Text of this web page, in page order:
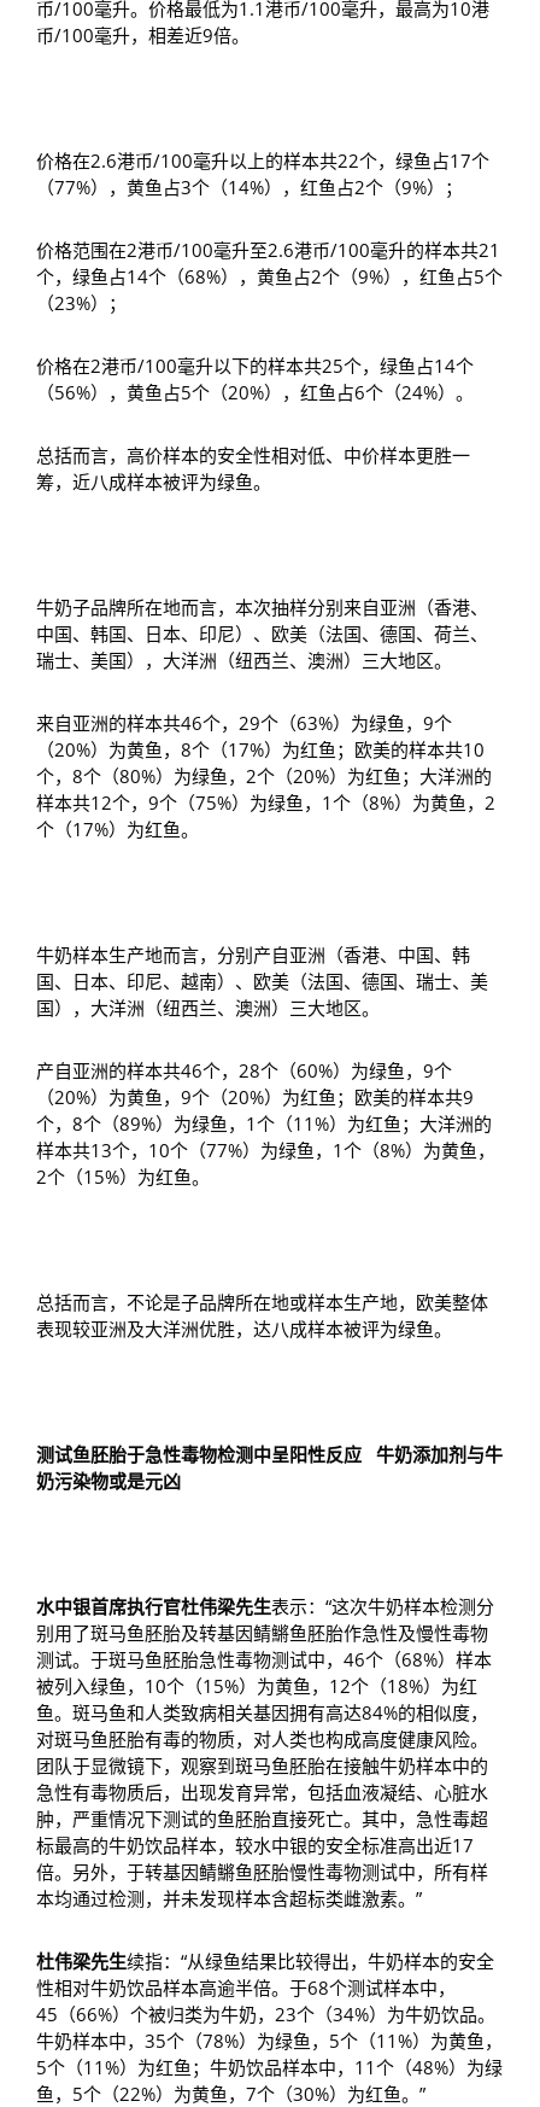
币/100毫升。价格最低为1.1港币/100毫升，最高为10港
币/100毫升，相差近9倍。
价格在2.6港币/100毫升以上的样本共22个，绿鱼占17个
（77%），黄鱼占3个（14%），红鱼占2个（9%）；
价格范围在2港币/100毫升至2.6港币/100毫升的样本共21
个，绿鱼占14个（68%），黄鱼占2个（9%），红鱼占5个
（23%）；
价格在2港币/100毫升以下的样本共25个，绿鱼占14个
（56%），黄鱼占5个（20%），红鱼占6个（24%）。
总括而言，高价样本的安全性相对低、中价样本更胜一
筹，近八成样本被评为绿鱼。
牛奶子品牌所在地而言，本次抽样分别来自亚洲（香港、
中国、韩国、日本、印尼）、欧美（法国、德国、荷兰、
瑞士、美国），大洋洲（纽西兰、澳洲）三大地区。
来自亚洲的样本共46个，29个（63%）为绿鱼，9个
（20%）为黄鱼，8个（17%）为红鱼；欧美的样本共10
个，8个（80%）为绿鱼，2个（20%）为红鱼；大洋洲的
样本共12个，9个（75%）为绿鱼，1个（8%）为黄鱼，2
个（17%）为红鱼。
牛奶样本生产地而言，分别产自亚洲（香港、中国、韩
国、日本、印尼、越南）、欧美（法国、德国、瑞士、美
国），大洋洲（纽西兰、澳洲）三大地区。
产自亚洲的样本共46个，28个（60%）为绿鱼，9个
（20%）为黄鱼，9个（20%）为红鱼；欧美的样本共9
个，8个（89%）为绿鱼，1个（11%）为红鱼；大洋洲的
样本共13个，10个（77%）为绿鱼，1个（8%）为黄鱼，
2个（15%）为红鱼。
总括而言，不论是子品牌所在地或样本生产地，欧美整体
表现较亚洲及大洋洲优胜，达八成样本被评为绿鱼。
测试鱼胚胎于急性毒物检测中呈阳性反应 牛奶添加剂与牛
奶污染物或是元凶
水中银首席执行官杜伟梁先生表示：“这次牛奶样本检测分
别用了斑马鱼胚胎及转基因鲭鱂鱼胚胎作急性及慢性毒物
测试。于斑马鱼胚胎急性毒物测试中，46个（68%）样本
被列入绿鱼，10个（15%）为黄鱼，12个（18%）为红
鱼。斑马鱼和人类致病相关基因拥有高达84%的相似度，
对斑马鱼胚胎有毒的物质，对人类也构成高度健康风险。
团队于显微镜下，观察到斑马鱼胚胎在接触牛奶样本中的
急性有毒物质后，出现发育异常，包括血液凝结、心脏水
肿，严重情况下测试的鱼胚胎直接死亡。其中，急性毒超
标最高的牛奶饮品样本，较水中银的安全标准高出近17
倍。另外，于转基因鲭鱂鱼胚胎慢性毒物测试中，所有样
本均通过检测，并未发现样本含超标类雌激素。”
杜伟梁先生续指：“从绿鱼结果比较得出，牛奶样本的安全
性相对牛奶饮品样本高逾半倍。于68个测试样本中，
45（66%）个被归类为牛奶，23个（34%）为牛奶饮品。
牛奶样本中，35个（78%）为绿鱼，5个（11%）为黄鱼，
5个（11%）为红鱼；牛奶饮品样本中，11个（48%）为绿
鱼，5个（22%）为黄鱼，7个（30%）为红鱼。”